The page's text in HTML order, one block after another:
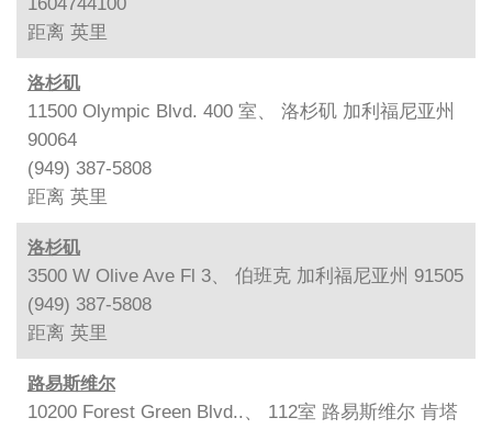
距离 英里
洛杉矶
11500 Olympic Blvd. 400 室、 洛杉矶 加利福尼亚州
90064
(949) 387-5808
距离 英里
洛杉矶
3500 W Olive Ave Fl 3、 伯班克 加利福尼亚州 91505
(949) 387-5808
距离 英里
路易斯维尔
10200 Forest Green Blvd..、 112室 路易斯维尔 肯塔